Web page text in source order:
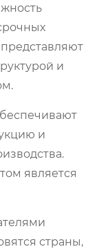
и
и
является
страны,